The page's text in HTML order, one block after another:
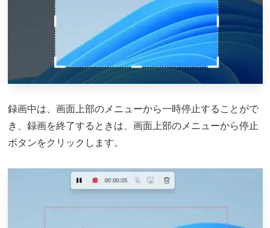
録画中は、画面上部のメニューから一時停止することがで
き、録画を終了するときは、画面上部のメニューから停止
ボタンをクリックします。